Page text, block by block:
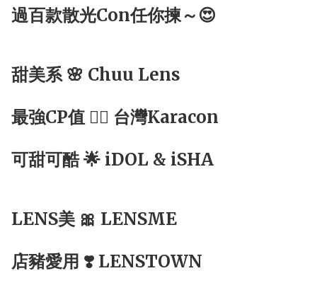
過百款散光Con任你揀～😍
甜美系 🌸 Chuu Lens
最強CP值 ☝🏻 台灣Karacon
可甜可酷 🌟 iDOL & iSHA
LENS美 🎀 LENSME
店豬愛用 ❣️ LENSTOWN